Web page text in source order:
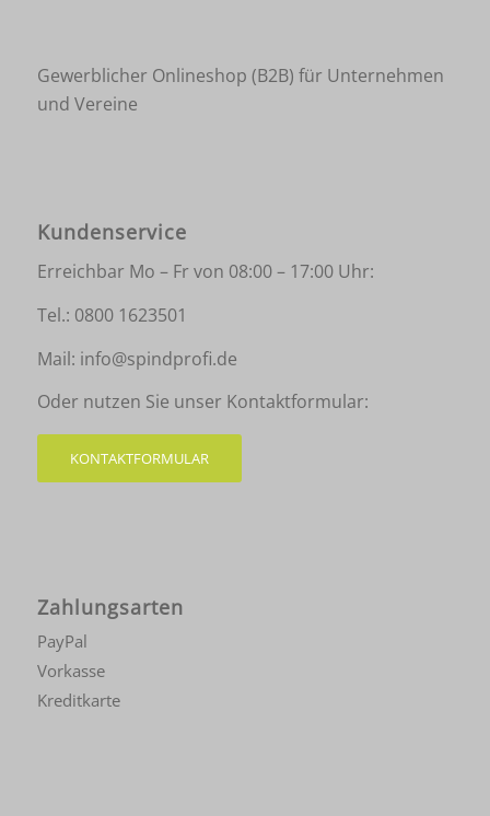
Gewerblicher Onlineshop (B2B) für Unternehmen
und Vereine
Kundenservice
Erreichbar Mo – Fr von 08:00 – 17:00 Uhr:
Tel.: 0800 1623501
Mail: info@spindprofi.de
Oder nutzen Sie unser Kontaktformular:
KONTAKTFORMULAR
Zahlungsarten
PayPal
Vorkasse
Kreditkarte